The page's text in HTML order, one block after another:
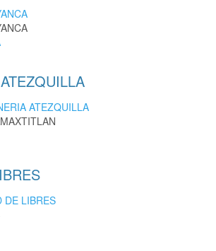
ATEZQUILLA
DE LIBRES